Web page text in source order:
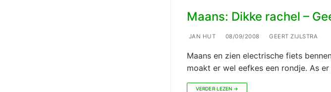
Maans: Dikke rachel –
JAN HUT 08/09/2008 GEERT ZIJLSTRA
Maans en zien electrische fiets
moakt er wel eefkes een rondje. As
VERDER LEZEN →